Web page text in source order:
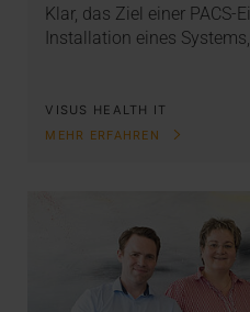
Klar, das Ziel einer PACS-
Installation eines
VISUS HEALTH IT
MEHR ERFAHREN